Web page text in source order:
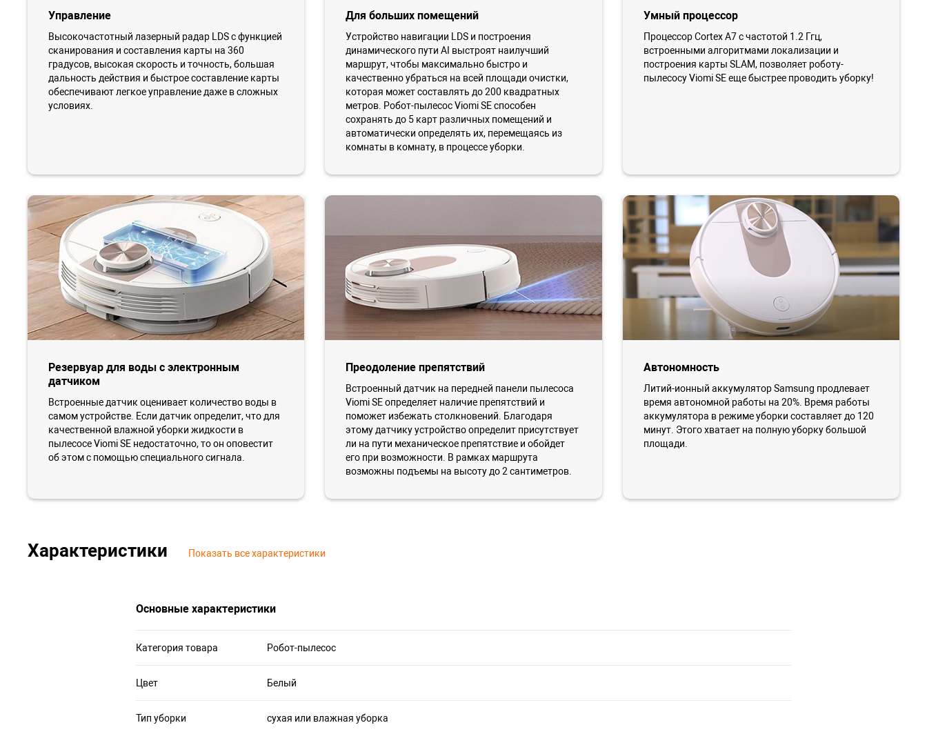
Управление
Высокочастотный лазерный радар LDS с функцией
сканирования и составления карты на 360
градусов, высокая скорость и точность, большая
дальность действия и быстрое составление карты
обеспечивают легкое управление даже в сложных
условиях.
Для больших помещений
Устройство навигации LDS и построения
динамического пути AI выстроят наилучший
маршрут, чтобы максимально быстро и
качественно убраться на всей площади очистки,
которая может составлять до 200 квадратных
метров. Робот-пылесос Viomi SE способен
сохранять до 5 карт различных помещений и
автоматически определять их, перемещаясь из
комнаты в комнату, в процессе уборки.
Умный процессор
Процессор Cortex A7 с частотой 1.2 Ггц,
встроенными алгоритмами локализации и
построения карты SLAM, позволяет роботу-
пылесосу Viomi SE еще быстрее проводить уборку!
Резервуар для воды с электронным
датчиком
Встроенные датчик оценивает количество воды в
самом устройстве. Если датчик определит, что для
качественной влажной уборки жидкости в
пылесосе Viomi SE недостаточно, то он оповестит
об этом с помощью специального сигнала.
Преодоление препятствий
Встроенный датчик на передней панели пылесоса
Viomi SE определяет наличие препятствий и
поможет избежать столкновений. Благодаря
этому датчику устройство определит присутствует
ли на пути механическое препятствие и обойдет
его при возможности. В рамках маршрута
возможны подъемы на высоту до 2 сантиметров.
Автономность
Литий-ионный аккумулятор Samsung продлевает
время автономной работы на 20%. Время работы
аккумулятора в режиме уборки составляет до 120
минут. Этого хватает на полную уборку большой
площади.
Характеристики Показать все характеристики
Основные характеристики
Категория товара Робот-пылесос
Цвет Белый
Тип уборки сухая или влажная уборка